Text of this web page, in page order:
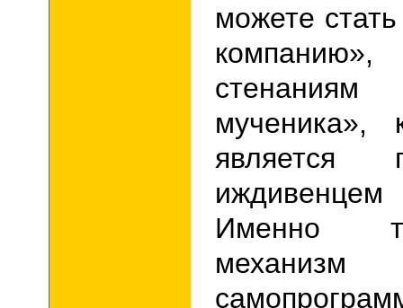
можете
мученика»,
является
Именно
механизм